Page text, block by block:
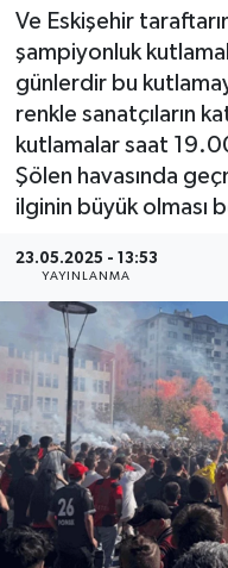
Ve Eskişehir
şampiyonluk
günlerdir bu
renkle sanatçıların
kutlamalar saat
Şölen havasında
ilginin büyük olması
23.05.2025 - 13:53
YAYINLANMA